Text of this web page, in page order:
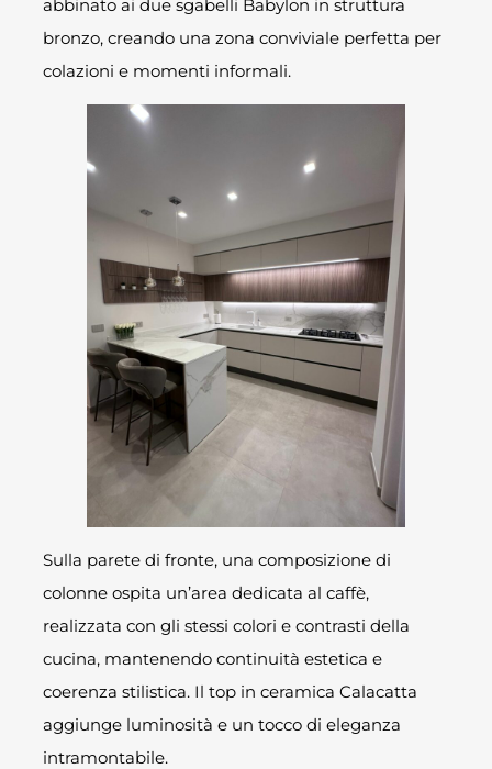
abbinato ai due sgabelli Babylon in struttura
bronzo, creando una zona conviviale perfetta per
colazioni e momenti informali.
Sulla parete di fronte, una composizione di
colonne ospita un’area dedicata al caffè,
realizzata con gli stessi colori e contrasti della
cucina, mantenendo continuità estetica e
coerenza stilistica. Il top in ceramica Calacatta
aggiunge luminosità e un tocco di eleganza
intramontabile.